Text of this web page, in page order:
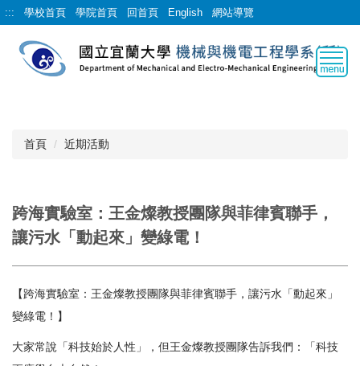
跳
到
::: 學校首頁 學院首頁 回首頁 English 網站導覽
首頁 近期活動
跨海實驗室：王金燦教授團隊與菲律賓聯手，
讓污水「動起來」變綠電！
【跨海實驗室：王金燦教授團隊與菲律賓聯手，讓污水「動起來」
變綠電！】
大家常說「科技始於人性」，但王金燦教授團隊告訴我們：「科技